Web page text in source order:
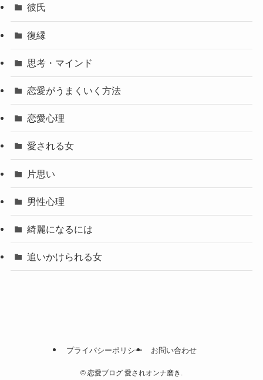
彼氏
復縁
思考・マインド
恋愛がうまくいく方法
恋愛心理
愛される女
片思い
男性心理
綺麗になるには
追いかけられる女
プライバシーポリシー お問い合わせ
© 恋愛ブログ 愛されオンナ磨き.